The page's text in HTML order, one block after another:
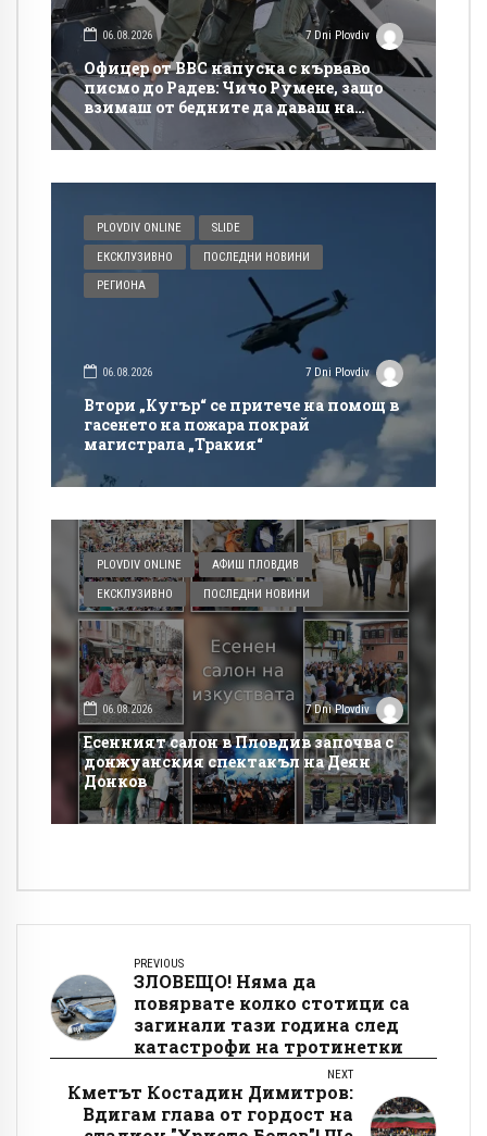
06.08.2026 7 Dni Plovdiv
Офицер от ВВС напусна с кърваво
писмо до Радев: Чичо Румене, защо
взимаш от бедните да даваш на
богатите?
PLOVDIV ONLINE SLIDE
ЕКСКЛУЗИВНО ПОСЛЕДНИ НОВИНИ
РЕГИОНА
06.08.2026 7 Dni Plovdiv
Втори „Кугър“ се притече на помощ в
гасенето на пожара покрай
магистрала „Тракия“
PLOVDIV ONLINE АФИШ ПЛОВДИВ
ЕКСКЛУЗИВНО ПОСЛЕДНИ НОВИНИ
06.08.2026 7 Dni Plovdiv
Есенният салон в Пловдив започва с
донжуанския спектакъл на Деян
Донков
PREVIOUS
ЗЛОВЕЩО! Няма да
повярвате колко стотици са
загинали тази година след
катастрофи на тротинетки
NEXT
Кметът Костадин Димитров:
Вдигам глава от гордост на